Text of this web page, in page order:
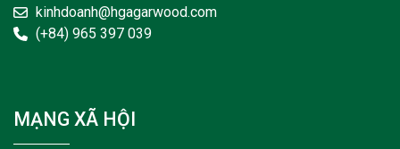
kinhdoanh@hgagarwood.com
(+84) 965 397 039
MẠNG XÃ HỘI